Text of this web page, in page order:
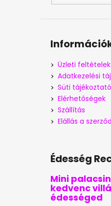
Üzleti feltételek
Adatkezelési
Süti tájékoztató
Elérhetőségek
Szállítás
Elállás a
Édesség
Mini
kedvenc
édességed